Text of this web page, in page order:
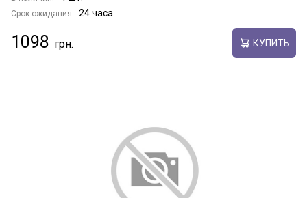
Срок ожидания: 24 часа
1098 КУПИТЬ